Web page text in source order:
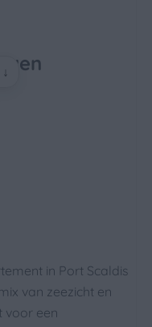
in Port Scaldis
van zeezicht en
voor een